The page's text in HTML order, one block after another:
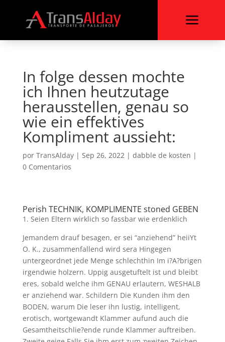
a
In folge dessen mochte
ich Ihnen heutzutage
herausstellen, genau so
wie ein effektives
Kompliment aussieht:
por TransAlday| Sep 26, 2022| dabble de kosten |
0 Comentarios
Perish TECHNIK, KOMPLIMENTE stoned GEBEN
1. Seien Eltern wirklich so fassbar wie erdenklich
Jemandem drauf besagen, er sei “anziehend” heiiYt
O. K., zusammenfallend wird sera Hingegen
untergeordnet jede Menge schlechthin Im i?A?brigen
irgendwie holzern. Uppig ausgetuftelt ist und bleibt
eres, sobald welche ihm GENAU erlautern, WESHALB
er anziehend war. Schildern Die Kunden ihm den
BODEN, warum Die leser ihn lustig, intelligent,
erotisch, wortgewandt Klammer aufund auch die
Gesamtheitschlie?ende runde Klammer auftreiben.